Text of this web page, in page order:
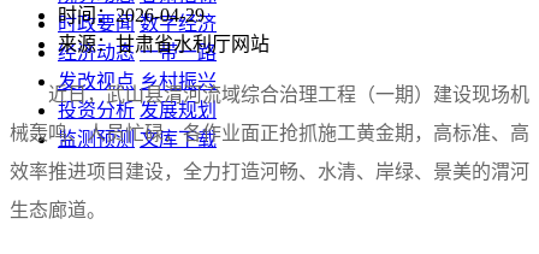
时政要闻 数字经济
经济动态 一带一路
发改视点 乡村振兴
投资分析 发展规划
监测预测 文库下载
时间：2026-04-29
来源：甘肃省水利厅网站
近日，武山县渭河流域综合治理工程（一期）建设现场机
械轰鸣、人员忙碌，各作业面正抢抓施工黄金期，高标准、高
效率推进项目建设，全力打造河畅、水清、岸绿、景美的渭河
生态廊道。